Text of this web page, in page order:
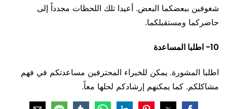
شغوفين ببعضكما البعض. أعيدا تلك اللحظات مجدداً إلى
حاضركما ومستقبلكما.
10- اطلبا المساعدة
اطلبا المشورة. يمكن للخبراء المحترفين مساعدتكم في فهم
مشاكلكم. كما يمكنهم إرشادكم لحلها معاً.